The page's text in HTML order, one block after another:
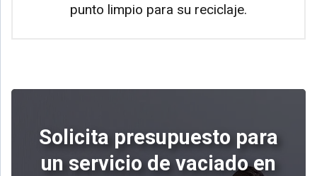
punto limpio para su reciclaje.
Solicita presupuesto para
un servicio de vaciado en